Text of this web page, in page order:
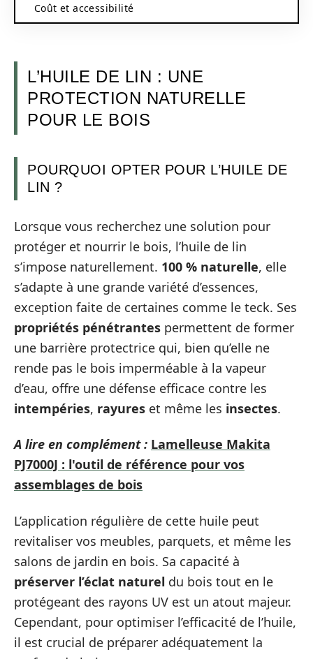
Coût et accessibilité
L’HUILE DE LIN : UNE
PROTECTION NATURELLE
POUR LE BOIS
POURQUOI OPTER POUR L’HUILE DE
LIN ?
Lorsque vous recherchez une solution pour
protéger et nourrir le bois, l’huile de lin
s’impose naturellement. 100 % naturelle, elle
s’adapte à une grande variété d’essences,
exception faite de certaines comme le teck. Ses
propriétés pénétrantes permettent de former
une barrière protectrice qui, bien qu’elle ne
rende pas le bois imperméable à la vapeur
d’eau, offre une défense efficace contre les
intempéries, rayures et même les insectes.
A lire en complément : Lamelleuse Makita
PJ7000J : l'outil de référence pour vos
assemblages de bois
L’application régulière de cette huile peut
revitaliser vos meubles, parquets, et même les
salons de jardin en bois. Sa capacité à
préserver l’éclat naturel du bois tout en le
protégeant des rayons UV est un atout majeur.
Cependant, pour optimiser l’efficacité de l’huile,
il est crucial de préparer adéquatement la